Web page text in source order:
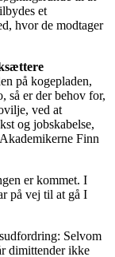
et
hvor de modtager
på kogepladen,
så er der behov for,
ved at
og jobskabelse,
Finn
er kommet. I
på vej til at gå I
Selvom
dimittender ikke